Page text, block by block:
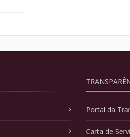
Portal da
Carta de